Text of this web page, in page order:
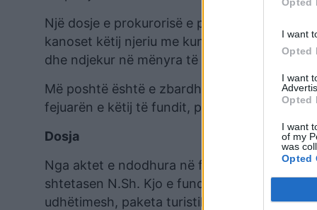
I want
Opted
I want
Opted
I want
of my
was
Opted
Një dosje e prokurorisë e publikuar rreth një
kanoset këtij njeriu me kundërshtarët që ka.
dhe ndjekur në mënyra të sofistikuara
Më poshtë është e zbardhur dosja hetimore
fejuarën e këtij të fundit, pasi akuzohen se
Dosja
Nga aktet e ndodhura në fashikullin e
shtetasen N.Sh. Kjo e fundit ka punuar në
udhëtimesh, paketa turistike, akomodime në